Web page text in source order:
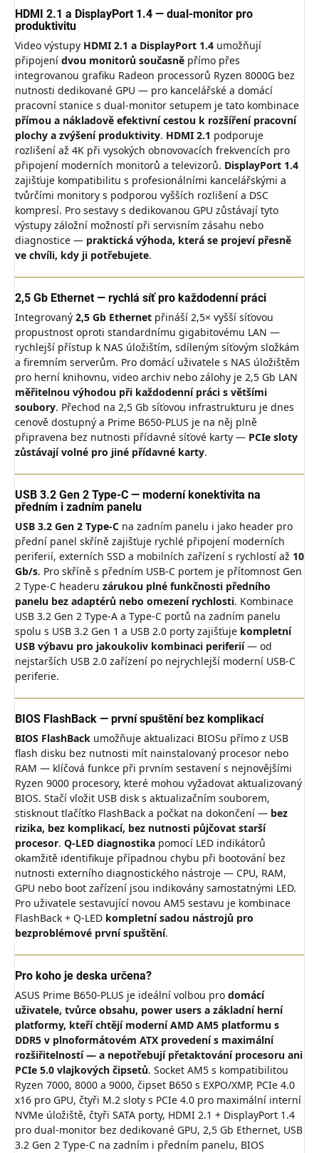
HDMI 2.1 a DisplayPort 1.4 — dual-monitor pro
produktivitu
Video výstupy HDMI 2.1 a DisplayPort 1.4 umožňují
připojení dvou monitorů současně přímo přes
integrovanou grafiku Radeon processorů Ryzen 8000G bez
nutnosti dedikované GPU — pro kancelářské a domácí
pracovní stanice s dual-monitor setupem je tato kombinace
přímou a nákladově efektivní cestou k rozšíření pracovní
plochy a zvýšení produktivity. HDMI 2.1 podporuje
rozlišení až 4K při vysokých obnovovacích frekvencích pro
připojení moderních monitorů a televizorů. DisplayPort 1.4
zajišťuje kompatibilitu s profesionálními kancelářskými a
tvůrčími monitory s podporou vyšších rozlišení a DSC
kompresí. Pro sestavy s dedikovanou GPU zůstávají tyto
výstupy záložní možností při servisním zásahu nebo
diagnostice — praktická výhoda, která se projeví přesně
ve chvíli, kdy ji potřebujete.
2,5 Gb Ethernet — rychlá síť pro každodenní práci
Integrovaný 2,5 Gb Ethernet přináší 2,5× vyšší síťovou
propustnost oproti standardnímu gigabitovému LAN —
rychlejší přístup k NAS úložištím, sdíleným síťovým složkám
a firemním serverům. Pro domácí uživatele s NAS úložištěm
pro herní knihovnu, video archiv nebo zálohy je 2,5 Gb LAN
měřitelnou výhodou při každodenní práci s většími
soubory. Přechod na 2,5 Gb síťovou infrastrukturu je dnes
cenově dostupný a Prime B650-PLUS je na něj plně
připravena bez nutnosti přídavné síťové karty — PCIe sloty
zůstávají volné pro jiné přídavné karty.
USB 3.2 Gen 2 Type-C — moderní konektivita na
předním i zadním panelu
USB 3.2 Gen 2 Type-C na zadním panelu i jako header pro
přední panel skříně zajišťuje rychlé připojení moderních
periferií, externích SSD a mobilních zařízení s rychlostí až 10
Gb/s. Pro skříně s předním USB-C portem je přítomnost Gen
2 Type-C headeru zárukou plné funkčnosti předního
panelu bez adaptérů nebo omezení rychlosti. Kombinace
USB 3.2 Gen 2 Type-A a Type-C portů na zadním panelu
spolu s USB 3.2 Gen 1 a USB 2.0 porty zajišťuje kompletní
USB výbavu pro jakoukoliv kombinaci periferií— od
nejstarších USB 2.0 zařízení po nejrychlejší moderní USB-C
periferie.
BIOS FlashBack — první spuštění bez komplikací
BIOS FlashBack umožňuje aktualizaci BIOSu přímo z USB
flash disku bez nutnosti mít nainstalovaný procesor nebo
RAM — klíčová funkce při prvním sestavení s nejnovějšími
Ryzen 9000 procesory, které mohou vyžadovat aktualizovaný
BIOS. Stačí vložit USB disk s aktualizačním souborem,
stisknout tlačítko FlashBack a počkat na dokončení — bez
rizika, bez komplikací, bez nutnosti půjčovat starší
procesor. Q-LED diagnostika pomocí LED indikátorů
okamžitě identifikuje případnou chybu při bootování bez
nutnosti externího diagnostického nástroje — CPU, RAM,
GPU nebo boot zařízení jsou indikovány samostatnými LED.
Pro uživatele sestavující novou AM5 sestavu je kombinace
FlashBack + Q-LED kompletní sadou nástrojů pro
bezproblémové první spuštění.
Pro koho je deska určena?
ASUS Prime B650-PLUS je ideální volbou pro domácí
uživatele, tvůrce obsahu, power users a základní herní
platformy, kteří chtějí moderní AMD AM5 platformu s
DDR5 v plnoformátovém ATX provedení s maximální
rozšiřitelností — a nepotřebují přetaktování procesoru ani
PCIe 5.0 vlajkových čipsetů. Socket AM5 s kompatibilitou
Ryzen 7000, 8000 a 9000, čipset B650 s EXPO/XMP, PCIe 4.0
x16 pro GPU, čtyři M.2 sloty s PCIe 4.0 pro maximální interní
NVMe úložiště, čtyři SATA porty, HDMI 2.1 + DisplayPort 1.4
pro dual-monitor bez dedikované GPU, 2,5 Gb Ethernet, USB
3.2 Gen 2 Type-C na zadním i předním panelu, BIOS